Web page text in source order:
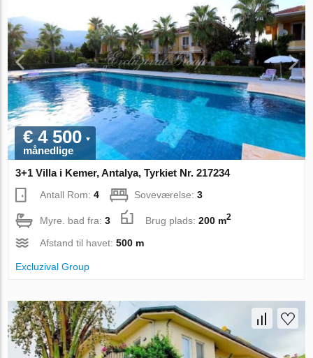
€ 4 500
månedlige
3+1 Villa i Kemer, Antalya, Tyrkiet Nr. 217234
Antall Rom:4 Soveværelse:3
Myre. bad fra:3 Brug plads:200 m2
Afstand til havet:500 m
Excluzival Group